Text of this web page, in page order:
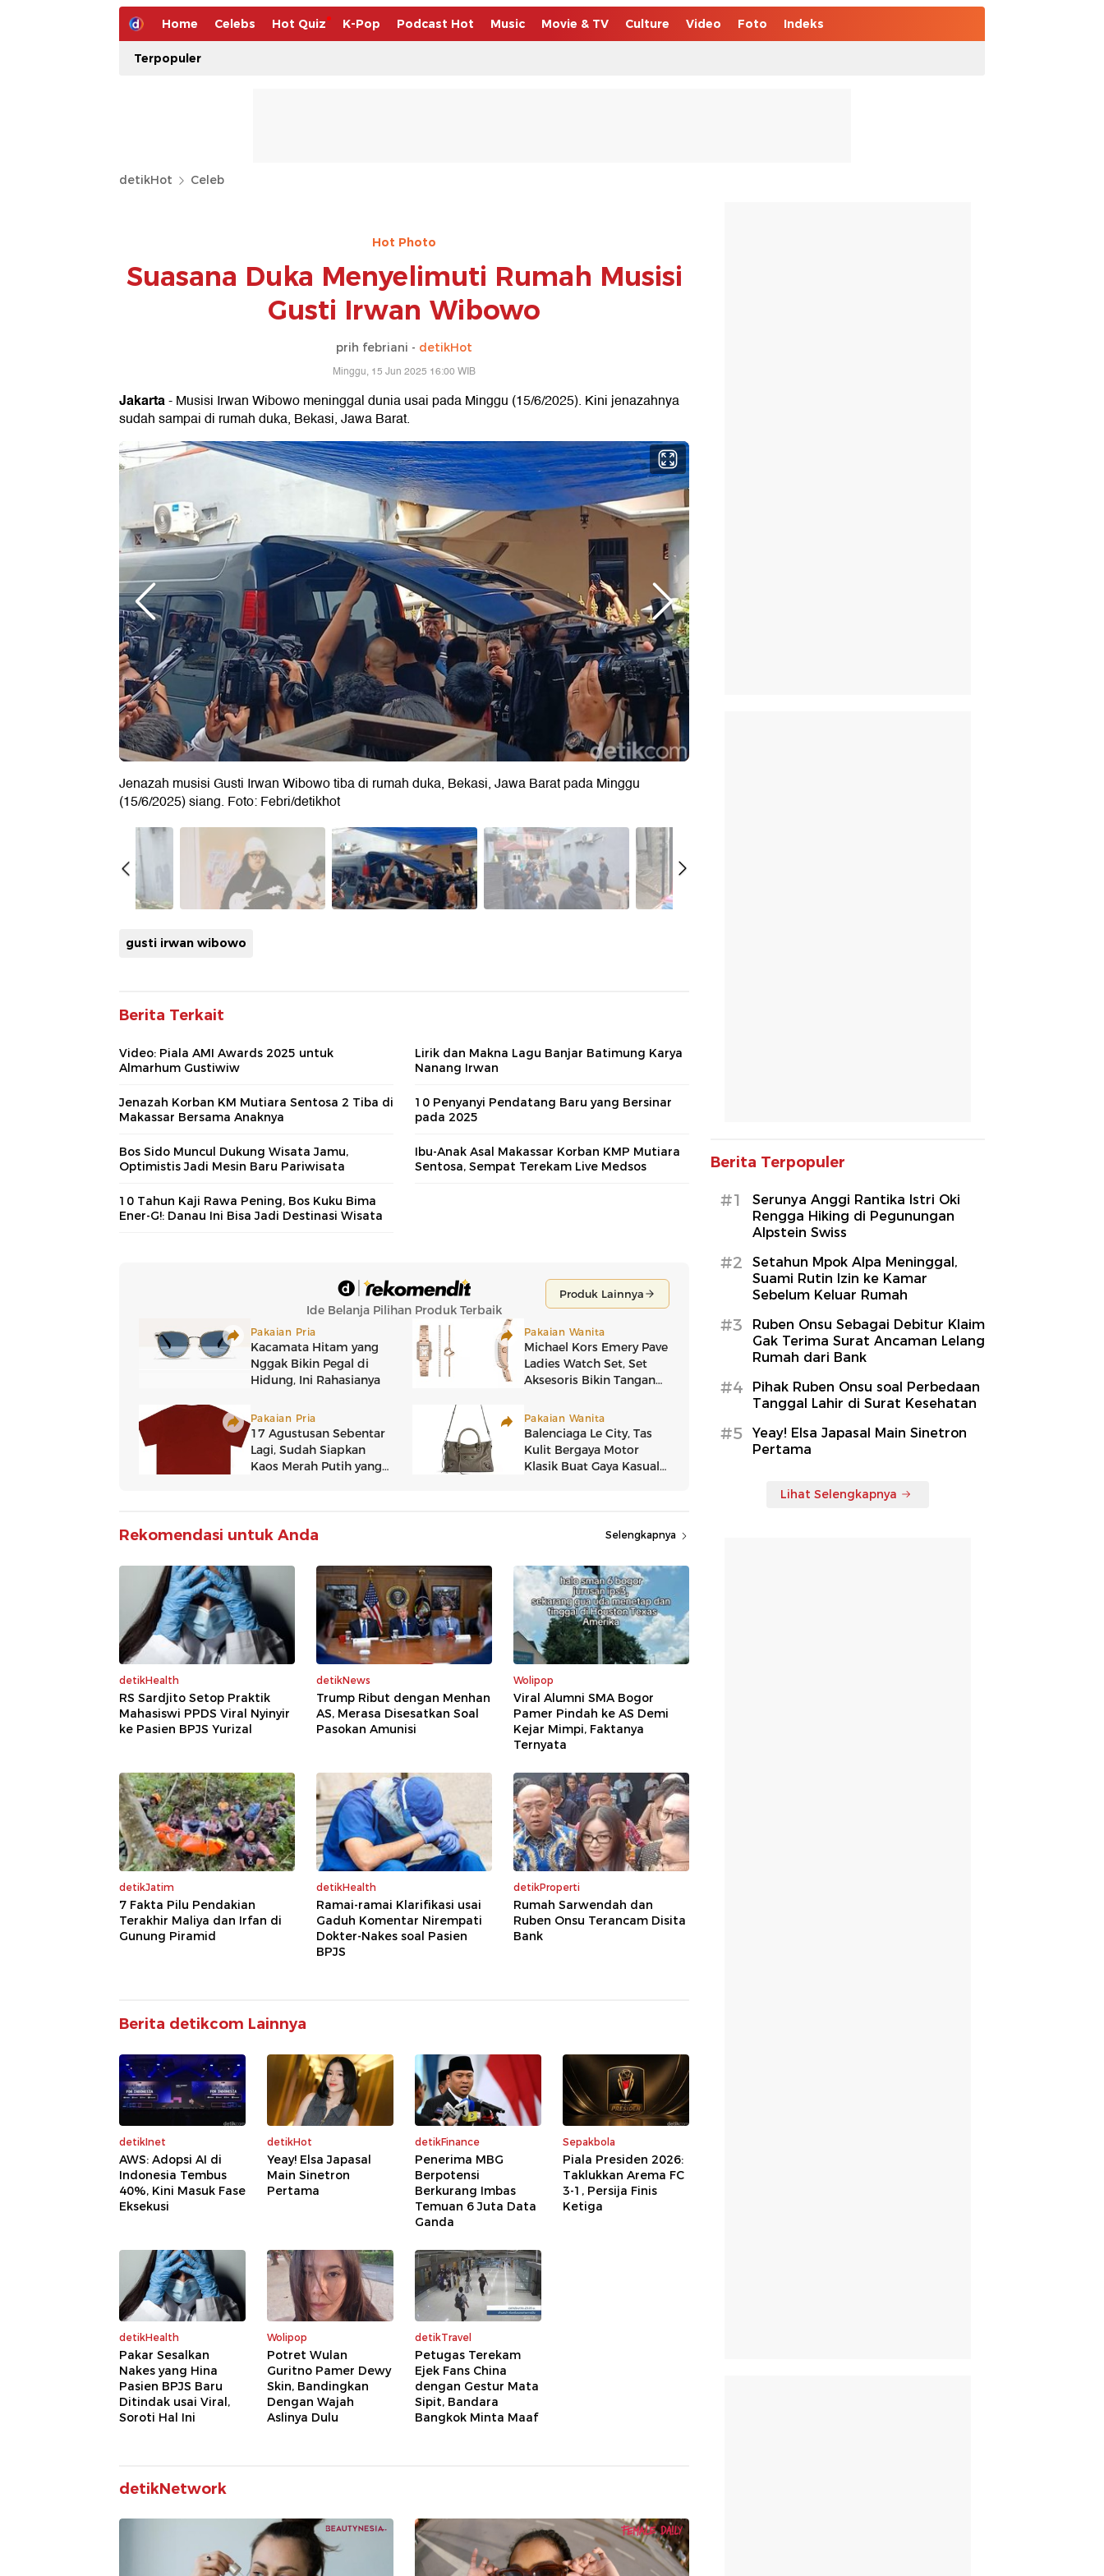
Home Celebs Hot Quiz K-Pop Podcast Hot Music Movie & TV Culture Video Foto Indeks
Terpopuler
detikHot Celeb
Hot Photo
Suasana Duka Menyelimuti Rumah Musisi
Gusti Irwan Wibowo
prih febriani - detikHot
Minggu, 15 Jun 2025 16:00 WIB
Jakarta- Musisi Irwan Wibowo meninggal dunia usai pada Minggu (15/6/2025). Kini jenazahnya
sudah sampai di rumah duka, Bekasi, Jawa Barat.
Jenazah musisi Gusti Irwan Wibowo tiba di rumah duka, Bekasi, Jawa Barat pada Minggu
(15/6/2025) siang. Foto: Febri/detikhot
gusti irwan wibowo
Berita Terkait
Video: Piala AMI Awards 2025 untuk
Almarhum Gustiwiw
Lirik dan Makna Lagu Banjar Batimung Karya
Nanang Irwan
Jenazah Korban KM Mutiara Sentosa 2 Tiba di
Makassar Bersama Anaknya
10 Penyanyi Pendatang Baru yang Bersinar
pada 2025
Bos Sido Muncul Dukung Wisata Jamu,
Optimistis Jadi Mesin Baru Pariwisata
Ibu-Anak Asal Makassar Korban KMP Mutiara
Sentosa, Sempat Terekam Live Medsos
10 Tahun Kaji Rawa Pening, Bos Kuku Bima
Ener-G!: Danau Ini Bisa Jadi Destinasi Wisata
Rekomendasi untuk Anda Selengkapnya
detikHealth
RS Sardjito Setop Praktik
Mahasiswi PPDS Viral Nyinyir
ke Pasien BPJS Yurizal
detikNews
Trump Ribut dengan Menhan
AS, Merasa Disesatkan Soal
Pasokan Amunisi
Wolipop
Viral Alumni SMA Bogor
Pamer Pindah ke AS Demi
Kejar Mimpi, Faktanya
Ternyata
detikJatim
7 Fakta Pilu Pendakian
Terakhir Maliya dan Irfan di
Gunung Piramid
detikHealth
Ramai-ramai Klarifikasi usai
Gaduh Komentar Nirempati
Dokter-Nakes soal Pasien
BPJS
detikProperti
Rumah Sarwendah dan
Ruben Onsu Terancam Disita
Bank
Berita detikcom Lainnya
detikInet
AWS: Adopsi AI di
Indonesia Tembus
40%, Kini Masuk Fase
Eksekusi
detikHot
Yeay! Elsa Japasal
Main Sinetron
Pertama
detikFinance
Penerima MBG
Berpotensi
Berkurang Imbas
Temuan 6 Juta Data
Ganda
Sepakbola
Piala Presiden 2026:
Taklukkan Arema FC
3-1, Persija Finis
Ketiga
detikHealth
Pakar Sesalkan
Nakes yang Hina
Pasien BPJS Baru
Ditindak usai Viral,
Soroti Hal Ini
Wolipop
Potret Wulan
Guritno Pamer Dewy
Skin, Bandingkan
Dengan Wajah
Aslinya Dulu
detikTravel
Petugas Terekam
Ejek Fans China
dengan Gestur Mata
Sipit, Bandara
Bangkok Minta Maaf
detikNetwork
Berita Terpopuler
#1
Serunya Anggi Rantika Istri Oki
Rengga Hiking di Pegunungan
Alpstein Swiss
#2
Setahun Mpok Alpa Meninggal,
Suami Rutin Izin ke Kamar
Sebelum Keluar Rumah
#3
Ruben Onsu Sebagai Debitur Klaim
Gak Terima Surat Ancaman Lelang
Rumah dari Bank
#4
Pihak Ruben Onsu soal Perbedaan
Tanggal Lahir di Surat Kesehatan
#5
Yeay! Elsa Japasal Main Sinetron
Pertama
Lihat Selengkapnya